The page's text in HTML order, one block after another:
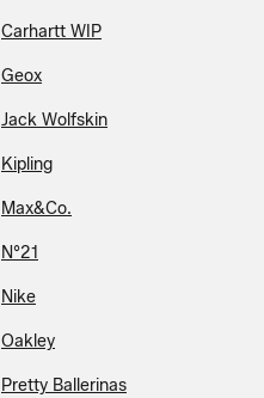
Carhartt WIP
Geox
Jack Wolfskin
Kipling
Max&Co.
N°21
Nike
Oakley
Pretty Ballerinas